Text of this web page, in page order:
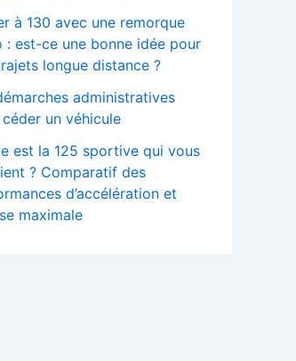
à 130 avec une remorque
: est-ce une bonne idée pour
longue distance ?
administratives
un véhicule
est la 125 sportive qui vous
? Comparatif des
d’accélération et
maximale